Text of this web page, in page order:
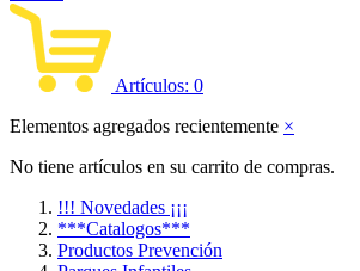
Artículos: 0
Elementos agregados recientemente ×
No tiene artículos en su carrito de compras.
!!! Novedades ¡¡¡
***Catalogos***
Productos Prevención